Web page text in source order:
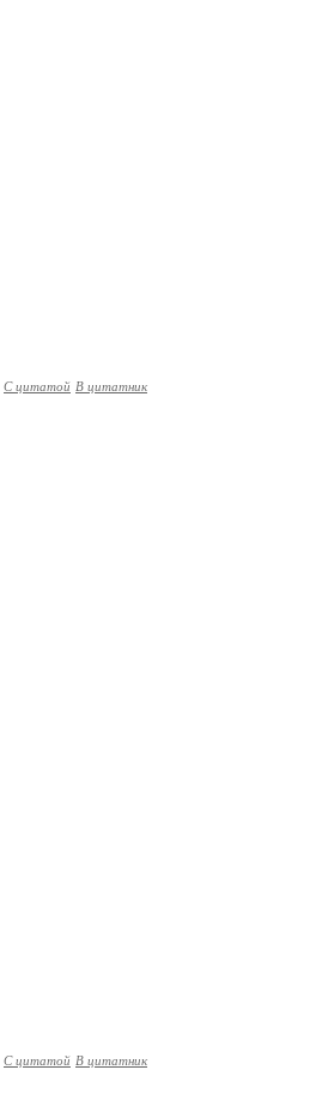
С цитатой В цитатник
С цитатой В цитатник